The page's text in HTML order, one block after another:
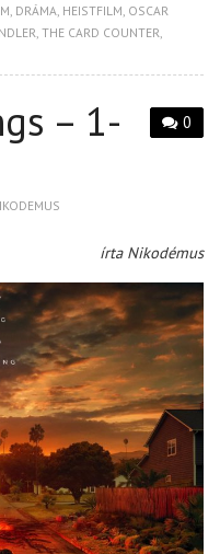
DRÁMA HEISTFILM OSCAR
,THE CARD COUNTER
0
– 1-
írta Nikodémus